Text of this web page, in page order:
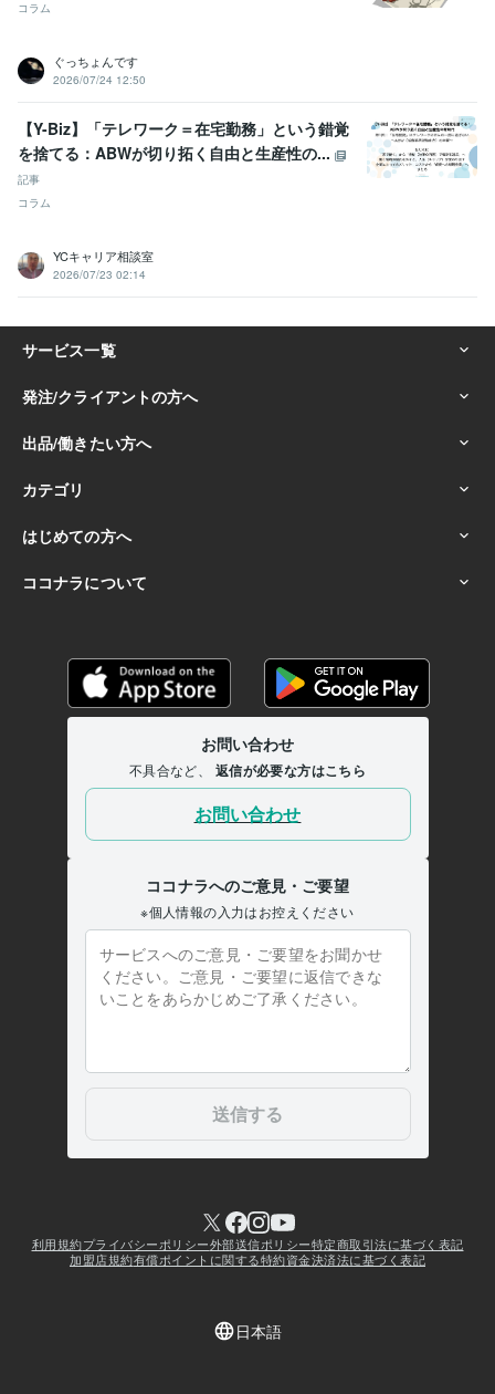
コラム
ぐっちょんです
2026/07/24 12:50
【Y-Biz】「テレワーク＝在宅勤務」という錯覚
を捨てる：ABWが切り拓く自由と生産性の...
記事
コラム
YCキャリア相談室
2026/07/23 02:14